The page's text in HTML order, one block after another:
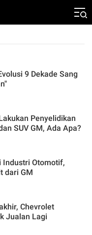
9 Dekade Sang
Penyelidikan
SUV GM, Ada Apa?
Industri Otomotif,
dari GM
Chevrolet
Jualan Lagi